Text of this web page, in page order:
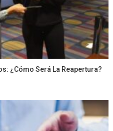
¿cómo Será La Reapertura?